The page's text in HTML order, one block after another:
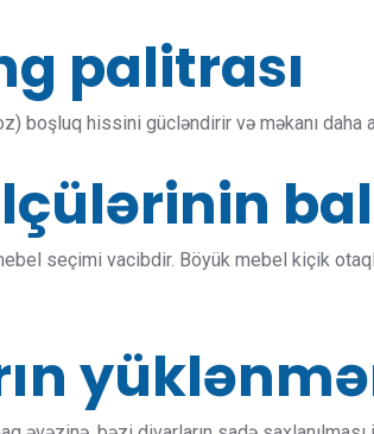
palitrası
boşluq hissini gücləndirir və məkanı daha
seçimi vacibdir. Böyük mebel kiçik